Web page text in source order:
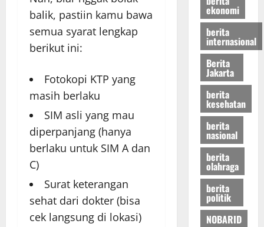
balik, pastiin kamu bawa
semua syarat lengkap
berikut ini:
Fotokopi KTP yang
masih berlaku
SIM asli yang mau
diperpanjang (hanya
berlaku untuk SIM A dan
C)
Surat keterangan
sehat dari dokter (bisa
cek langsung di lokasi)
ekonomi
berita
internasional
Berita
Jakarta
berita
kesehatan
berita
nasional
berita
olahraga
berita
politik
NOBARID